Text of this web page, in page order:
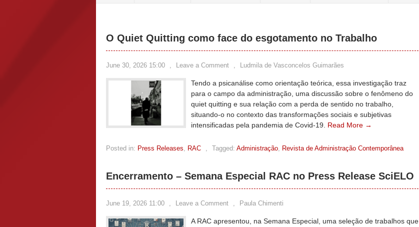
O Quiet Quitting como face do esgotamento no Trabalho
June 30, 2026 15:00 , Leave a Comment , Ludmila de Vasconcelos Guimarães
Tendo a psicanálise como orientação teórica, essa investigação traz
para o campo da administração, uma discussão sobre o fenômeno do
quiet quitting e sua relação com a perda de sentido no trabalho,
situando-o no contexto das transformações sociais e subjetivas
intensificadas pela pandemia de Covid-19. Read More →
Posted in: Press Releases, RAC , Tagged: Administração, Revista de Administração Contemporânea
Encerramento – Semana Especial RAC no Press Release SciELO
June 19, 2026 11:00 , Leave a Comment , Paula Chimenti
A RAC apresentou, na Semana Especial, uma seleção de trabalhos que